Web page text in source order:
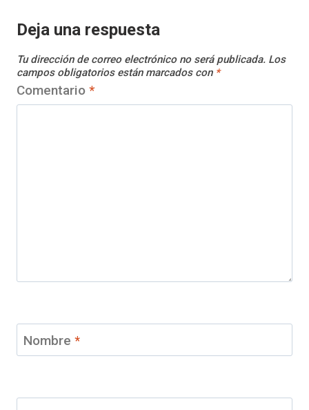
Deja una respuesta
Tu dirección de correo electrónico no será publicada. Los
campos obligatorios están marcados con *
Comentario *
Nombre *